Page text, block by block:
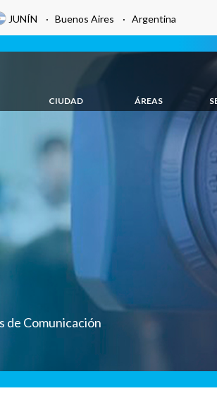
JUNÍN · Buenos Aires · Argentina
CIUDAD ÁREAS
de Comunicación